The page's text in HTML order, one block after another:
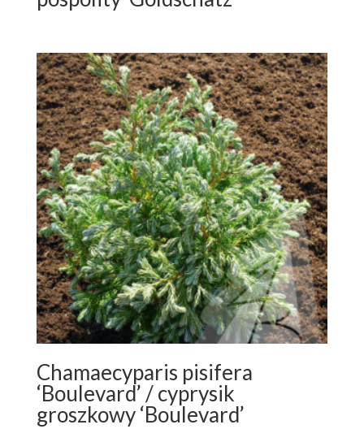
Chamaecyparis pisifera
‘Boulevard’ / cyprysik
groszkowy ‘Boulevard’